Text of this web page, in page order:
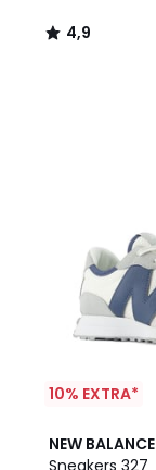
4,9
/
10% EXTRA*
NEW BALANCE
Sneakers 327
4,3
/ 5